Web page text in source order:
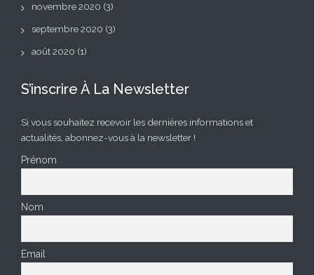
novembre 2020 (3)
septembre 2020 (3)
août 2020 (1)
S’inscrire À La Newsletter
Si vous souhaitez recevoir les dernières informations et
actualités, abonnez-vous à la newsletter !
Prénom
Nom
Email